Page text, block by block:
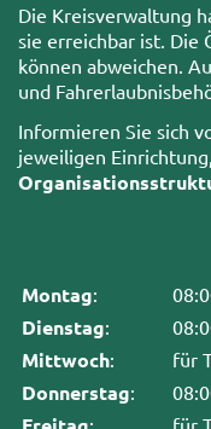
Die Kreisverwaltung
sie erreichbar ist. Die
können abweichen.
und
Informieren Sie sich
jeweiligen
Montag:
Dienstag:
Mittwoch: für
Donnerstag: